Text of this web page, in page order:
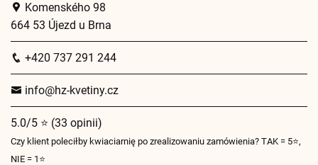
Komenského 98
664 53 Újezd u Brna
+420 737 291 244
info@hz-kvetiny.cz
5.0/5 ⭐ (33 opinii)
Czy klient poleciłby kwiaciarnię po zrealizowaniu zamówienia? TAK = 5⭐,
NIE = 1⭐